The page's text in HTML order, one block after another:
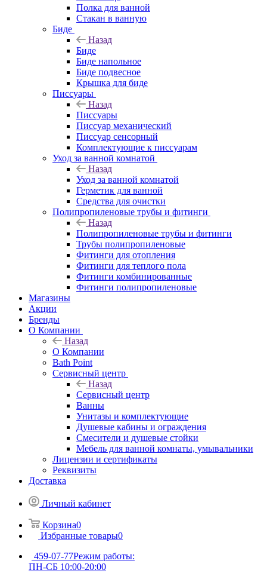
Полка для ванной
Стакан в ванную
Биде
Назад
Биде
Биде напольное
Биде подвесное
Крышка для биде
Писсуары
Назад
Писсуары
Писсуар механический
Писсуар сенсорный
Комплектующие к писсуарам
Уход за ванной комнатой
Назад
Уход за ванной комнатой
Герметик для ванной
Средства для очистки
Полипропиленовые трубы и фитинги
Назад
Полипропиленовые трубы и фитинги
Трубы полипропиленовые
Фитинги для отопления
Фитинги для теплого пола
Фитинги комбинированные
Фитинги полипропиленовые
Магазины
Акции
Бренды
О Компании
Назад
О Компании
Bath Point
Сервисный центр
Назад
Сервисный центр
Ванны
Унитазы и комплектующие
Душевые кабины и ограждения
Смесители и душевые стойки
Мебель для ванной комнаты, умывальники
Лицензии и сертификаты
Реквизиты
Доставка
Личный кабинет
Корзина0
Избранные товары0
459-07-77Режим работы:
ПН-СБ 10:00-20:00